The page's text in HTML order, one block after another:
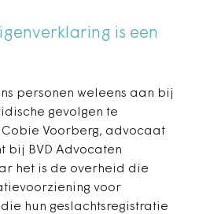
is een
personen weleens aan bij
gevolgen te
Voorberg, advocaat
bij BVD Advocaten
het is de overheid die
voor
hun geslachtsregistratie